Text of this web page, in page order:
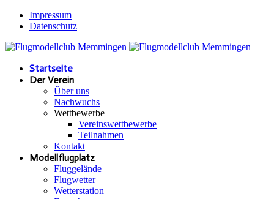
Impressum
Datenschutz
Startseite
Der Verein
Über uns
Nachwuchs
Wettbewerbe
Vereinswettbewerbe
Teilnahmen
Kontakt
Modellflugplatz
Fluggelände
Flugwetter
Wetterstation